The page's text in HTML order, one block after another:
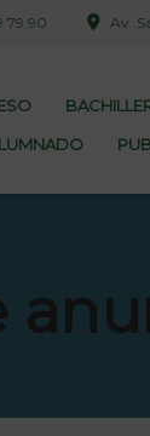
Av.
79 90